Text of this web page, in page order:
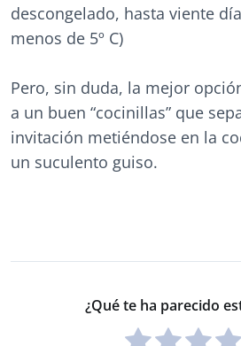
descongelado, hasta viente
menos de 5º C)
Pero, sin duda, la mejor
a un buen “cocinillas” que
invitación metiéndose en la
un suculento guiso.
¿Qué te ha parecido